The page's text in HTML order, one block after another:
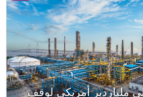
ملياردير أمريكي لوقف